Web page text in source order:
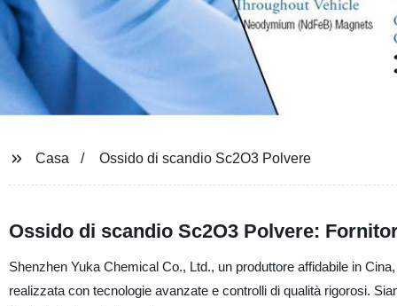
Casa Ossido di scandio Sc2O3 Polvere
Ossido di scandio Sc2O3 Polvere:
Shenzhen Yuka Chemical Co., Ltd., un produttore affidabile in
realizzata con tecnologie avanzate e controlli di qualità rigorosi.